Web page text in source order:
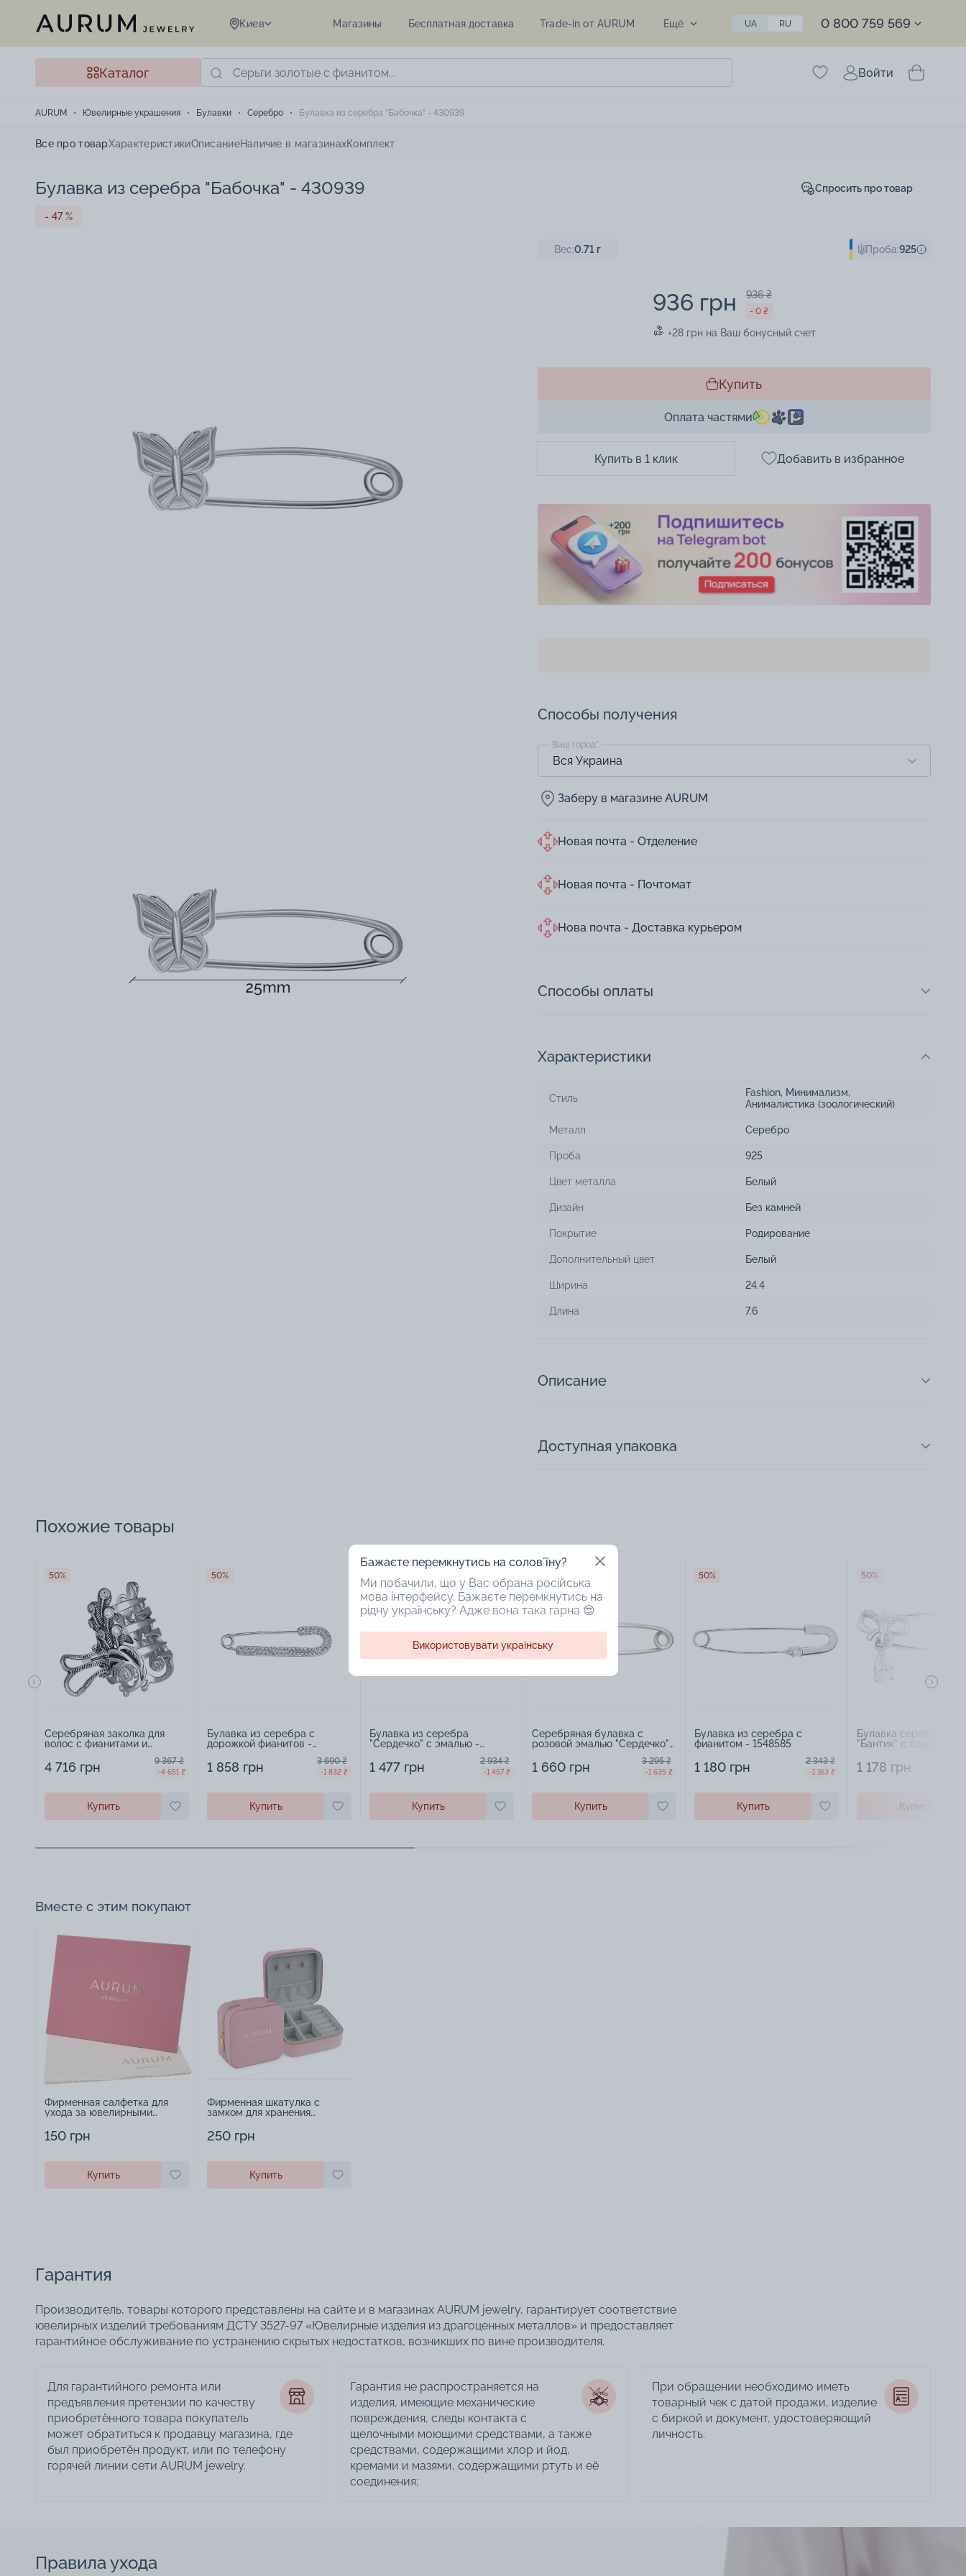
Киев Магазины Бесплатная доставка Trade-in от AURUM Ещё UA RU 0 800 759 569
Каталог Войти
AURUM Ювелирные украшения Булавки Серебро Булавка из серебра "Бабочка" - 430939
Все про товарХарактеристикиОписаниеНаличие в магазинахКомплект
Булавка из серебра "Бабочка" - 430939
- 47 %
Спросить про товар
Вес:0.71 г Проба:925
936 грн 936 ₴
- 0 ₴
+28 грн на Ваш бонусный счет
Купить
Оплата частями
Купить в 1 клик Добавить в избранное
Способы получения
Ваш город*
Заберу в магазине AURUM
Новая почта - Отделение
Новая почта - Почтомат
Нова почта - Доставка курьером
Способы оплаты
Характеристики
Стиль Fashion, Минимализм,
Анималистика (зоологический)
Металл Серебро
Проба 925
Цвет металла Белый
Дизайн Без камней
Покрытие Родирование
Дополнительный цвет Белый
Ширина 24.4
Длина 7.6
Описание
Доступная упаковка
Похожие товары
50%
Серебряная заколка для
волос с фианитами и
4 716 грн 9 367 ₴
-4 651 ₴
Купить
50%
Булавка из серебра с
дорожкой фианитов -
1 858 грн 3 690 ₴
-1 832 ₴
Купить
Булавка из серебра
"Сердечко" с эмалью -
1 477 грн 2 934 ₴
-1 457 ₴
Купить
Серебряная булавка с
розовой эмалью "Сердечко" -
1 660 грн 3 295 ₴
-1 635 ₴
Купить
50%
Булавка из серебра с
фианитом - 1548585
1 180 грн 2 343 ₴
-1 163 ₴
Купить
50%
Булавка серебряная
"Бантик" с подвесом и
1 178 грн
Купить
Вместе с этим покупают
Фирменная салфетка для
ухода за ювелирными
150 грн
Купить
Фирменная шкатулка с
замком для хранения
250 грн
Купить
Гарантия
Производитель, товары которого представлены на сайте и в магазинах AURUM jewelry, гарантирует соответствие
ювелирных изделий требованиям ДСТУ 3527-97 «Ювелирные изделия из драгоценных металлов» и предоставляет
гарантийное обслуживание по устранению скрытых недостатков, возникших по вине производителя.
Для гарантийного ремонта или
предъявления претензии по качеству
приобретённого товара покупатель
может обратиться к продавцу магазина, где
был приобретён продукт, или по телефону
горячей линии сети AURUM jewelry.
Гарантия не распространяется на
изделия, имеющие механические
повреждения, следы контакта с
щелочными моющими средствами, а также
средствами, содержащими хлор и йод,
кремами и мазями, содержащими ртуть и её
соединения;
При обращении необходимо иметь
товарный чек с датой продажи, изделие
с биркой и документ, удостоверяющий
личность.
Правила ухода
Бажаєте перемкнутись на соловʼїну?
Ми побачили, що у Вас обрана російська
мова інтерфейсу. Бажаєте перемкнутись на
рідну українську? Адже вона така гарна 😍
Використовувати українську